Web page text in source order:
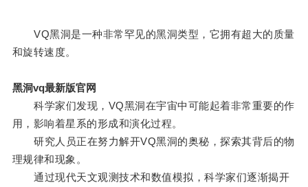
VQ黑洞是一种非常罕见的黑洞类型，它拥有超大的质量
和旋转速度。
黑洞vq最新版官网
科学家们发现，VQ黑洞在宇宙中可能起着非常重要的作
用，影响着星系的形成和演化过程。
研究人员正在努力解开VQ黑洞的奥秘，探索其背后的物
理规律和现象。
通过现代天文观测技术和数值模拟，科学家们逐渐揭开